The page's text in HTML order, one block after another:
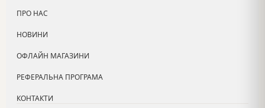
ПРО НАС
НОВИНИ
ОФЛАЙН МАГАЗИНИ
РЕФЕРАЛЬНА ПРОГРАМА
КОНТАКТИ